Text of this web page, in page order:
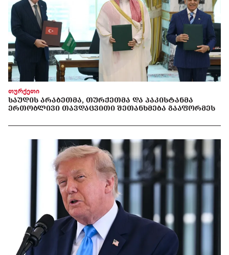
თურქეთი
ᲡᲐᲣᲓᲘᲡ ᲐᲠᲐᲑᲔᲗᲛᲐ, ᲗᲣᲠᲥᲔᲗᲛᲐ ᲓᲐ ᲞᲐᲙᲘᲡᲢᲐᲜᲛᲐ
ᲔᲠᲗᲝᲑᲚᲘᲕᲘ ᲗᲐᲕᲓᲐᲪᲕᲘᲗᲘ ᲨᲔᲗᲐᲜᲮᲛᲔᲑᲐ ᲒᲐᲐᲤᲝᲠᲛᲔᲡ